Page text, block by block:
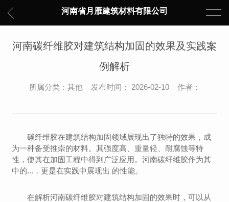
河南省月雁建筑材料有限公司
河南碳纤维胶对建筑结构加固的效果及实践案
例解析
所属分类：其他 发布时间： 2026-02-10 作者：
碳纤维胶在建筑结构加固领域展现出了独特的效果，成
为一种备受推崇的材料。其强度高、重量轻、耐腐蚀等特
性，使其在加固工程中得到广泛应用。河南碳纤维胶作为其
中的...，更是在实践中展现出 的性能。
在解析河南碳纤维胶对建筑结构加固的效果时，可以从